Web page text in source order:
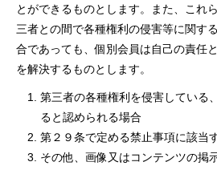
とができるものとします。また、これ
三者との間で各種権利の侵害等に関す
合であっても、個別会員は⾃⼰の責任
を解決するものとします。
第三者の各種権利を侵害している
ると認められる場合
第２９条で定める禁⽌事項に該当
その他、画像⼜はコンテンツの掲